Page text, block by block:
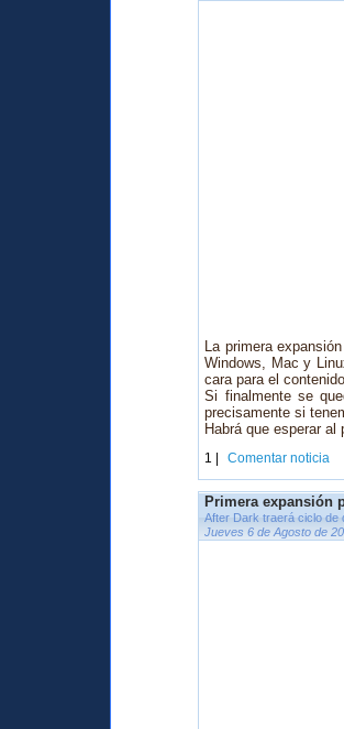
La primera
Windows, Mac y
cara para el
Si finalmente se
precisamente si
Habrá que esperar al
1 | Comentar noticia
Primera expansión
After Dark traerá ciclo de
Jueves 6 de Agosto de